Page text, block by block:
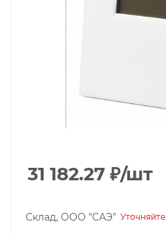
31 182.27 ₽/шт
Склад, ООО "САЭ" Уточняйте